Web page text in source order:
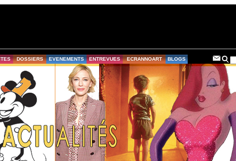
DOSSIERS EVENEMENTS ENTREVUES ECRANNOART BLOGS